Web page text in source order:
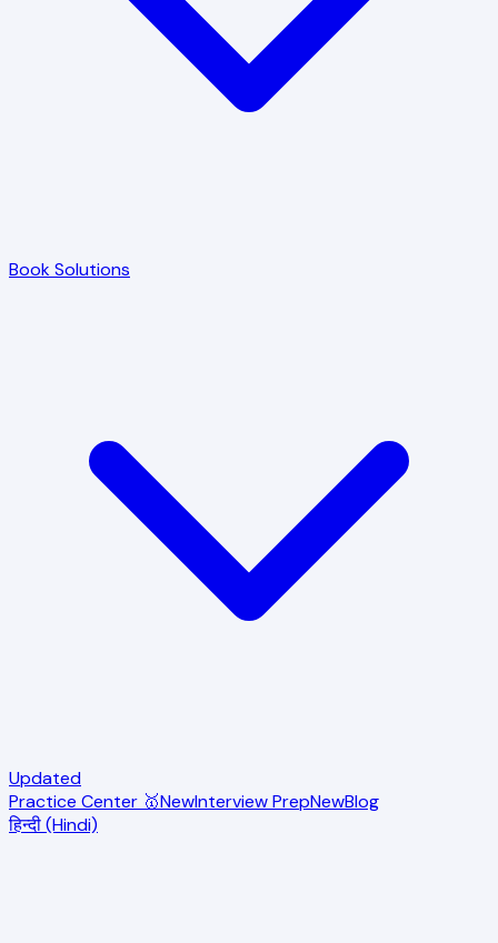
Book Solutions
Updated
Practice Center 🥇NewInterview PrepNewBlog
हिन्दी (Hindi)